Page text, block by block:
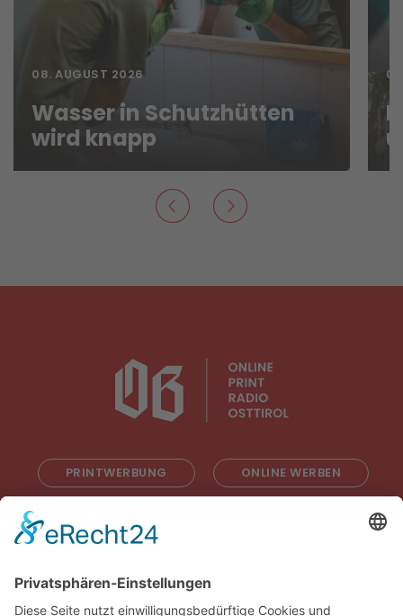
08. AUGUST 2026
Wasser in Schutzhütten
wird knapp
PRINTWERBUNG ONLINE WERBEN